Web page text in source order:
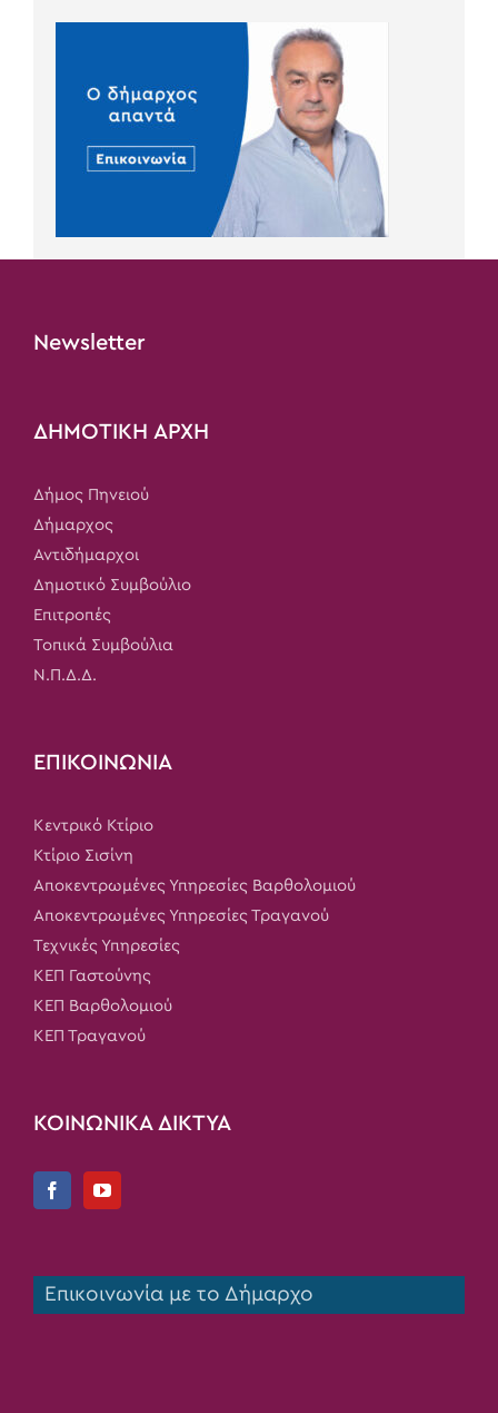
Newsletter
ΔΗΜΟΤΙΚΗ ΑΡΧΗ
Δήμος Πηνειού
Δήμαρχος
Αντιδήμαρχοι
Δημοτικό Συμβούλιο
Επιτροπές
Τοπικά Συμβούλια
Ν.Π.Δ.Δ.
ΕΠΙΚΟΙΝΩΝΙΑ
Κεντρικό Κτίριο
Κτίριο Σισίνη
Αποκεντρωμένες Υπηρεσίες Βαρθολομιού
Αποκεντρωμένες Υπηρεσίες Τραγανού
Τεχνικές Υπηρεσίες
ΚΕΠ Γαστούνης
ΚΕΠ Βαρθολομιού
ΚΕΠ Τραγανού
ΚΟΙΝΩΝΙΚΑ ΔΙΚΤΥΑ
Επικοινωνία με το Δήμαρχο